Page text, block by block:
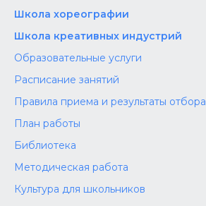
Школа хореографии
Школа креативных индустрий
Образовательные услуги
Расписание занятий
Правила приема и результаты отбора
План работы
Библиотека
Методическая работа
Культура для школьников